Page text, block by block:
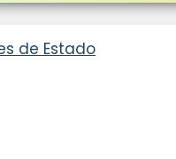
de Estado